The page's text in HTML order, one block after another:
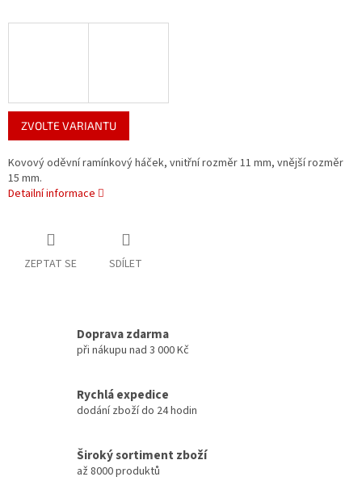
ZVOLTE VARIANTU
Kovový oděvní ramínkový háček, vnitřní rozměr 11 mm, vnější rozměr
15 mm.
Detailní informace
ZEPTAT SE SDÍLET
Doprava zdarma
při nákupu nad 3 000 Kč
Rychlá expedice
dodání zboží do 24 hodin
Široký sortiment zboží
až 8000 produktů